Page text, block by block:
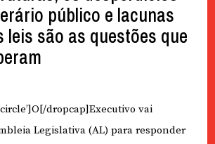
público e lacunas
leis são as questões que
dropcap]Executivo vai
Legislativa (AL) para responder